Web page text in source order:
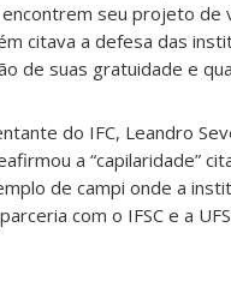
seu projeto de
citava a defesa das
de suas gratuidade e
do IFC, Leandro
a “capilaridade”
de campi onde a
com o IFSC e a